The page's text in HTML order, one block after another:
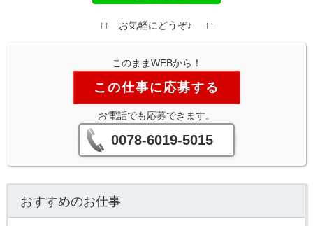
↑↑ お気軽にどうぞ♪ ↑↑
このままWEBから！
この仕事に応募する
お電話でも応募できます。
0078-6019-5015
おすすめのお仕事